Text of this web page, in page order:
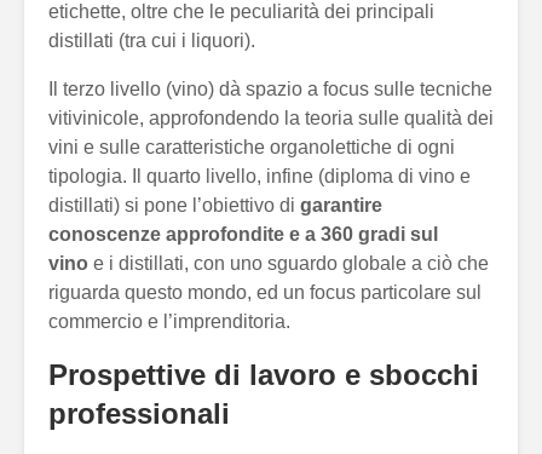
etichette, oltre che le peculiarità dei principali
distillati (tra cui i liquori).
Il terzo livello (vino) dà spazio a focus sulle tecniche
vitivinicole, approfondendo la teoria sulle qualità dei
vini e sulle caratteristiche organolettiche di ogni
tipologia. Il quarto livello, infine (diploma di vino e
distillati) si pone l’obiettivo di garantire
conoscenze approfondite e a 360 gradi sul
vino e i distillati, con uno sguardo globale a ciò che
riguarda questo mondo, ed un focus particolare sul
commercio e l’imprenditoria.
Prospettive di lavoro e sbocchi
professionali